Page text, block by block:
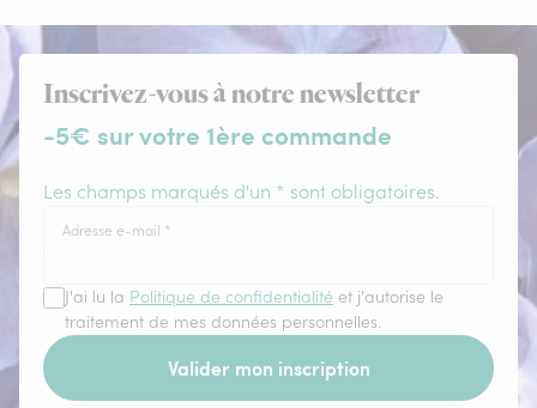
Inscrivez-vous à notre newsletter
-5€ sur votre 1ère commande
Les champs marqués d'un * sont obligatoires.
Adresse e-mail *
J'ai lu la Politique de confidentialité et j'autorise le
traitement de mes données personnelles.
Valider mon inscription